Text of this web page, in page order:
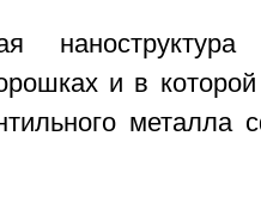
и в
металла